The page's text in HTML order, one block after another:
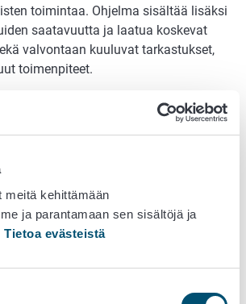
meitä kehittämään
ja parantamaan sen sisältöjä ja
Tietoa evästeistä
toimintaa. Ohjelma sisältää lisäksi
saatavuutta ja laatua koskevat
valvontaan kuuluvat tarkastukset,
toimenpiteet.
ympäristöterveydenhuollon yhteistä
että elintarvikeketjun
valvontasuunnitelmaa (VASU).
valtakunnallinen ohjelma (EHO) 2015
valtakunnallinen ohjelma (EHO)